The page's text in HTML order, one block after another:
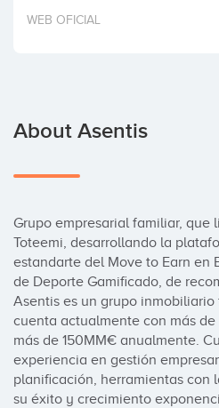
Invest
WEB OFICIAL
About Asentis
Grupo empresarial familiar, que
Toteemi, desarrollando la
estandarte del Move to Earn en
de Deporte Gamificado, de
Asentis es un grupo
cuenta actualmente con más de
más de 150MM€ anualmente.
experiencia en gestión
planificación, herramientas con
su éxito y crecimiento